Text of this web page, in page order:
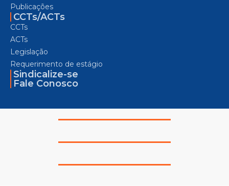
Publicações
CCTs/ACTs
CCTs
ACTs
Legislação
Requerimento de estágio
Sindicalize-se
Fale Conosco